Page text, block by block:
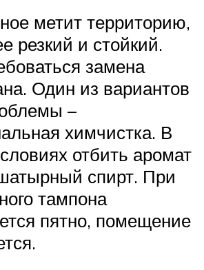
метит территорию,
резкий и стойкий.
замена
Один из вариантов
–
химчистка. В
отбить аромат
спирт. При
тампона
пятно, помещение